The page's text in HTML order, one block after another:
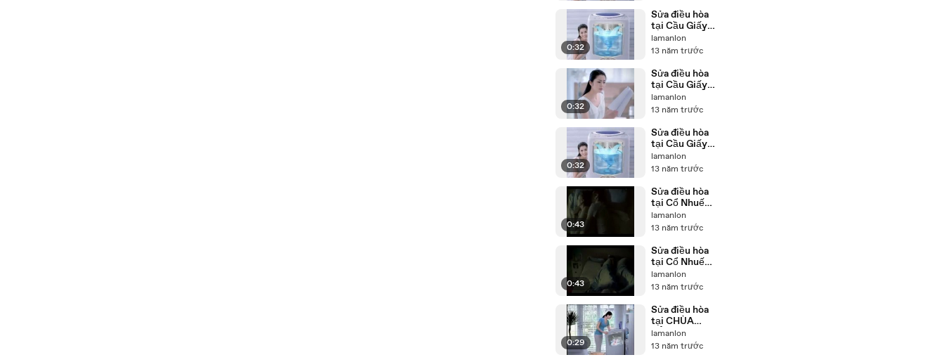
0:32
Sửa điều hòa
tại Cầu Giấy
0986687668,
lamanlon
13 năm trước
0:32
Sửa điều hòa
tại Cầu Giấy
0986687668
YouTube 3 -
lamanlon
13 năm trước
0:32
Sửa điều hòa
tại Cầu Giấy
0986687668
lamanlon
13 năm trước
0:43
Sửa điều hòa
tại Cổ Nhuế
0986687668
- YouTube_2
lamanlon
13 năm trước
0:43
Sửa điều hòa
tại Cổ Nhuế
0986687668
- YouTube
lamanlon
13 năm trước
0:29
Sửa điều hòa
tại CHÙA
BỘC
986687668...
lamanlon
13 năm trước